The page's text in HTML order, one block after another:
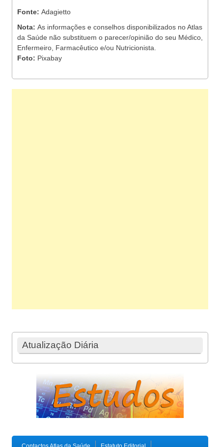
Fonte: Adagietto
Nota: As informações e conselhos disponibilizados no Atlas
da Saúde não substituem o parecer/opinião do seu Médico,
Enfermeiro, Farmacêutico e/ou Nutricionista.
Foto: Pixabay
Atualização Diária